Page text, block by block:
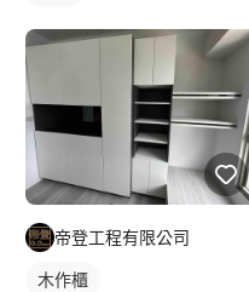
帝登工程有限公司
木作櫃